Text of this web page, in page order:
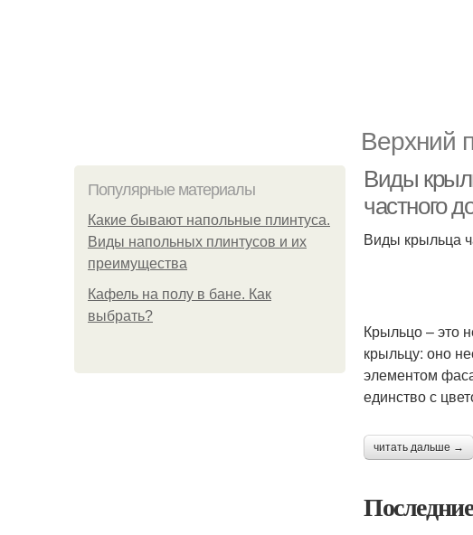
Верхний
Популярные материалы
Какие бывают напольные плинтуса.
Виды напольных плинтусов и их
преимущества
Кафель на полу в бане. Как
выбрать?
Виды
частного
Виды крыльца
Крыльцо – это
крыльцу: оно
элементом
единство с
читать дальше →